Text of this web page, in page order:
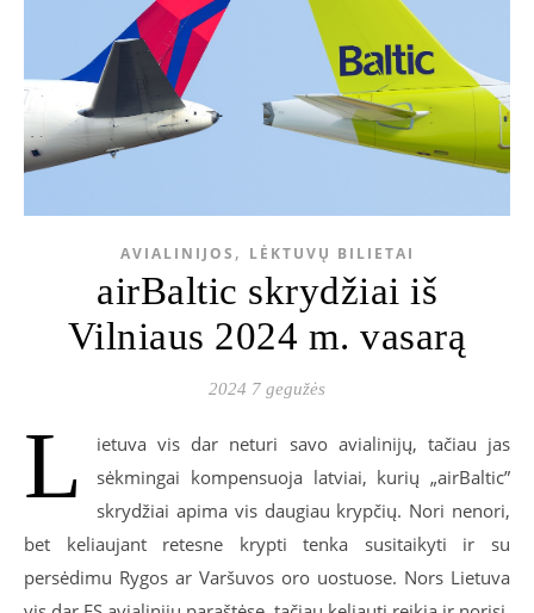
AVIALINIJOS , LĖKTUVŲ BILIETAI
airBaltic skrydžiai iš
Vilniaus 2024 m. vasarą
2024 7 gegužės
L
ietuva vis dar neturi savo avialinijų, tačiau jas
sėkmingai kompensuoja latviai, kurių „airBaltic”
skrydžiai apima vis daugiau krypčių. Nori nenori,
bet keliaujant retesne krypti tenka susitaikyti ir su
persėdimu Rygos ar Varšuvos oro uostuose. Nors Lietuva